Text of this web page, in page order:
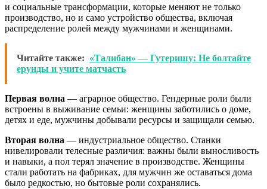
и социальные трансформации, которые меняют не только
производство, но и само устройство общества, включая
распределение ролей между мужчинами и женщинами.
Читайте также: «Талибан» — Гутеришу: Не болтайте
ерунды и учите матчасть
Первая волна — аграрное общество. Гендерные роли были
встроены в выживание семьи: женщины заботились о доме,
детях и еде, мужчины добывали ресурсы и защищали семью.
Вторая волна — индустриальное общество. Станки
нивелировали телесные различия: важны были выносливость
и навыки, а пол терял значение в производстве. Женщины
стали работать на фабриках, для мужчин же оставаться дома
было редкостью, но бытовые роли сохранялись.